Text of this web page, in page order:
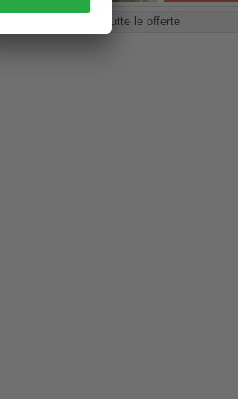
Tutte le offerte